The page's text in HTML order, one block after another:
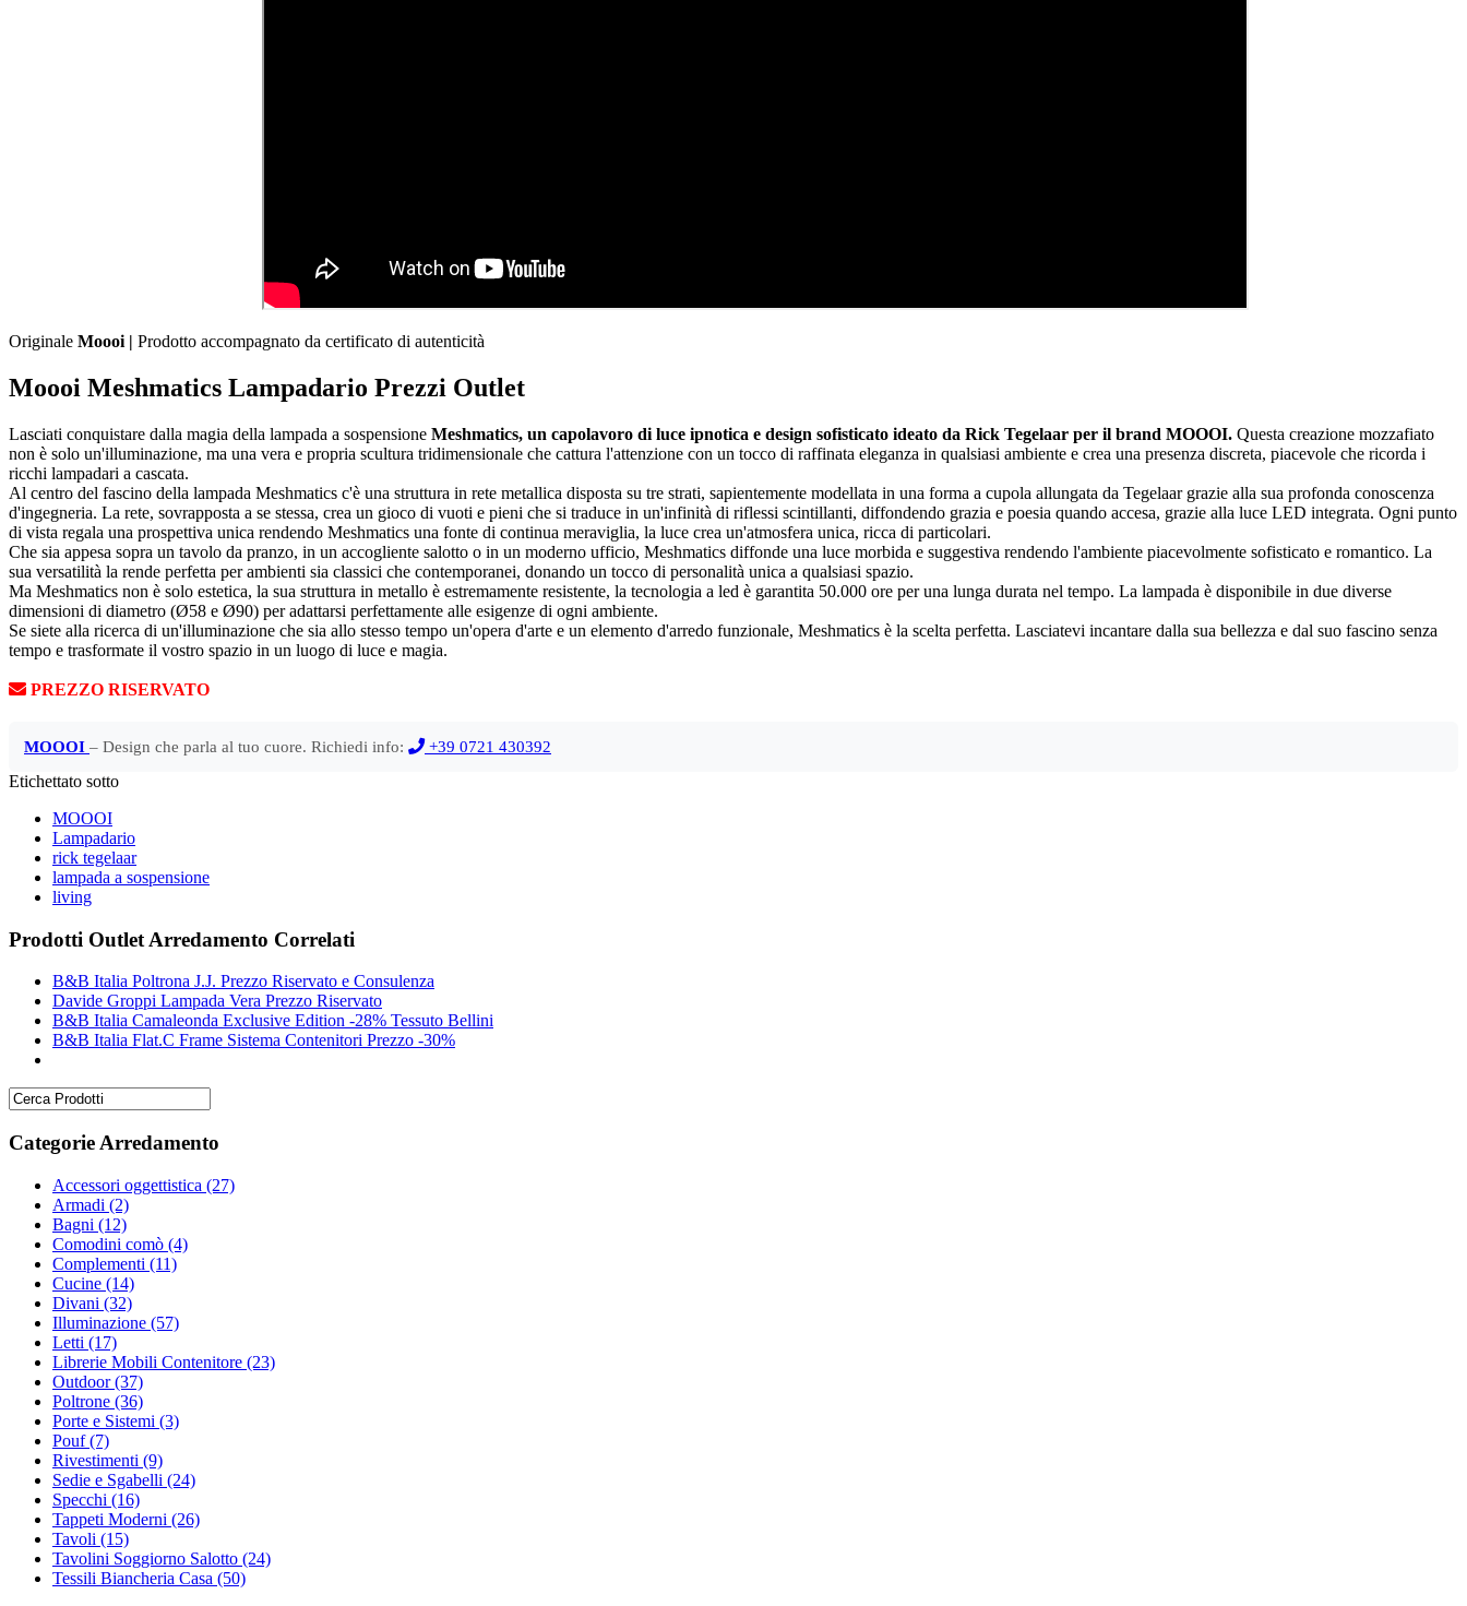
Originale Moooi | Prodotto accompagnato da certificato di autenticità
Moooi Meshmatics Lampadario Prezzi Outlet
Lasciati conquistare dalla magia della lampada a sospensione Meshmatics, un capolavoro di luce ipnotica e design sofisticato ideato da Rick Tegelaar per il brand MOOOI. Questa creazione mozzafiato
non è solo un'illuminazione, ma una vera e propria scultura tridimensionale che cattura l'attenzione con un tocco di raffinata eleganza in qualsiasi ambiente e crea una presenza discreta, piacevole che ricorda i
ricchi lampadari a cascata.
Al centro del fascino della lampada Meshmatics c'è una struttura in rete metallica disposta su tre strati, sapientemente modellata in una forma a cupola allungata da Tegelaar grazie alla sua profonda conoscenza
d'ingegneria. La rete, sovrapposta a se stessa, crea un gioco di vuoti e pieni che si traduce in un'infinità di riflessi scintillanti, diffondendo grazia e poesia quando accesa, grazie alla luce LED integrata. Ogni punto
di vista regala una prospettiva unica rendendo Meshmatics una fonte di continua meraviglia, la luce crea un'atmosfera unica, ricca di particolari.
Che sia appesa sopra un tavolo da pranzo, in un accogliente salotto o in un moderno ufficio, Meshmatics diffonde una luce morbida e suggestiva rendendo l'ambiente piacevolmente sofisticato e romantico. La
sua versatilità la rende perfetta per ambienti sia classici che contemporanei, donando un tocco di personalità unica a qualsiasi spazio.
Ma Meshmatics non è solo estetica, la sua struttura in metallo è estremamente resistente, la tecnologia a led è garantita 50.000 ore per una lunga durata nel tempo. La lampada è disponibile in due diverse
dimensioni di diametro (Ø58 e Ø90) per adattarsi perfettamente alle esigenze di ogni ambiente.
Se siete alla ricerca di un'illuminazione che sia allo stesso tempo un'opera d'arte e un elemento d'arredo funzionale, Meshmatics è la scelta perfetta. Lasciatevi incantare dalla sua bellezza e dal suo fascino senza
tempo e trasformate il vostro spazio in un luogo di luce e magia.
PREZZO RISERVATO
MOOOI – Design che parla al tuo cuore. Richiedi info:
+39 0721 430392
Etichettato sotto
MOOOI
Lampadario
rick tegelaar
lampada a sospensione
living
Prodotti Outlet Arredamento Correlati
B&B Italia Poltrona J.J. Prezzo Riservato e Consulenza
Davide Groppi Lampada Vera Prezzo Riservato
B&B Italia Camaleonda Exclusive Edition -28% Tessuto Bellini
B&B Italia Flat.C Frame Sistema Contenitori Prezzo -30%
Categorie Arredamento
Accessori oggettistica (27)
Armadi (2)
Bagni (12)
Comodini comò (4)
Complementi (11)
Cucine (14)
Divani (32)
Illuminazione (57)
Letti (17)
Librerie Mobili Contenitore (23)
Outdoor(37)
Poltrone (36)
Porte e Sistemi (3)
Pouf(7)
Rivestimenti (9)
Sedie e Sgabelli (24)
Specchi (16)
Tappeti Moderni (26)
Tavoli (15)
Tavolini Soggiorno Salotto (24)
Tessili Biancheria Casa (50)